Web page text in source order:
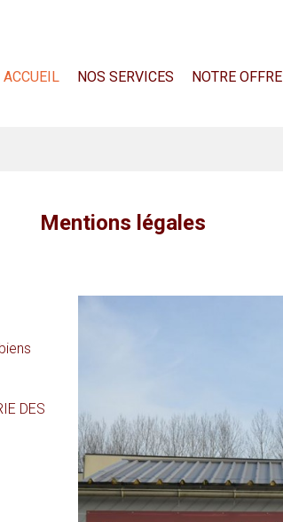
ACCUEIL
NOS SERVICES NOTRE OFFRE
Mentions légales
DES